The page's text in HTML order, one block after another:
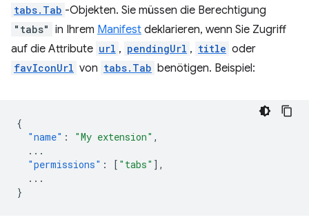
tabs.Tab -Objekten. Sie müssen die Berechtigung
"tabs" in Ihrem Manifest deklarieren, wenn Sie Zugriff
auf die Attribute url , pendingUrl , title oder
favIconUrl von tabs.Tab benötigen. Beispiel:
{
"name" : "My extension" ,
...
"permissions" : [ "tabs" ],
...
}